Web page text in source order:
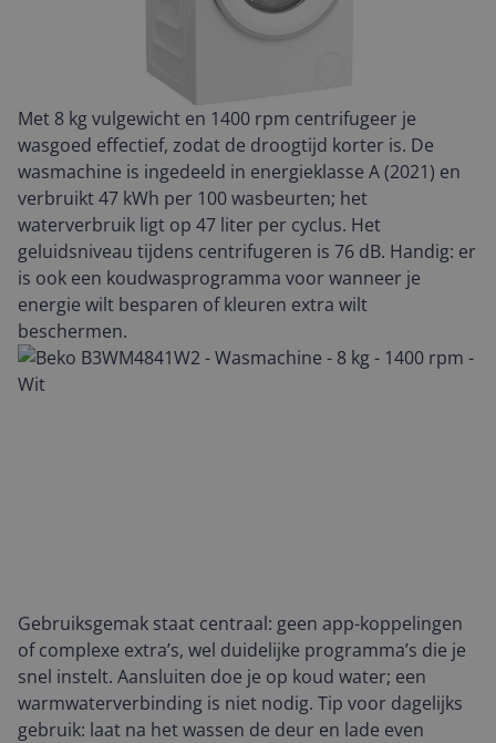
Met 8 kg vulgewicht en 1400 rpm centrifugeer je
wasgoed effectief, zodat de droogtijd korter is. De
wasmachine is ingedeeld in energieklasse A (2021) en
verbruikt 47 kWh per 100 wasbeurten; het
waterverbruik ligt op 47 liter per cyclus. Het
geluidsniveau tijdens centrifugeren is 76 dB. Handig: er
is ook een koudwasprogramma voor wanneer je
energie wilt besparen of kleuren extra wilt
beschermen.
Gebruiksgemak staat centraal: geen app-koppelingen
of complexe extra’s, wel duidelijke programma’s die je
snel instelt. Aansluiten doe je op koud water; een
warmwaterverbinding is niet nodig. Tip voor dagelijks
gebruik: laat na het wassen de deur en lade even